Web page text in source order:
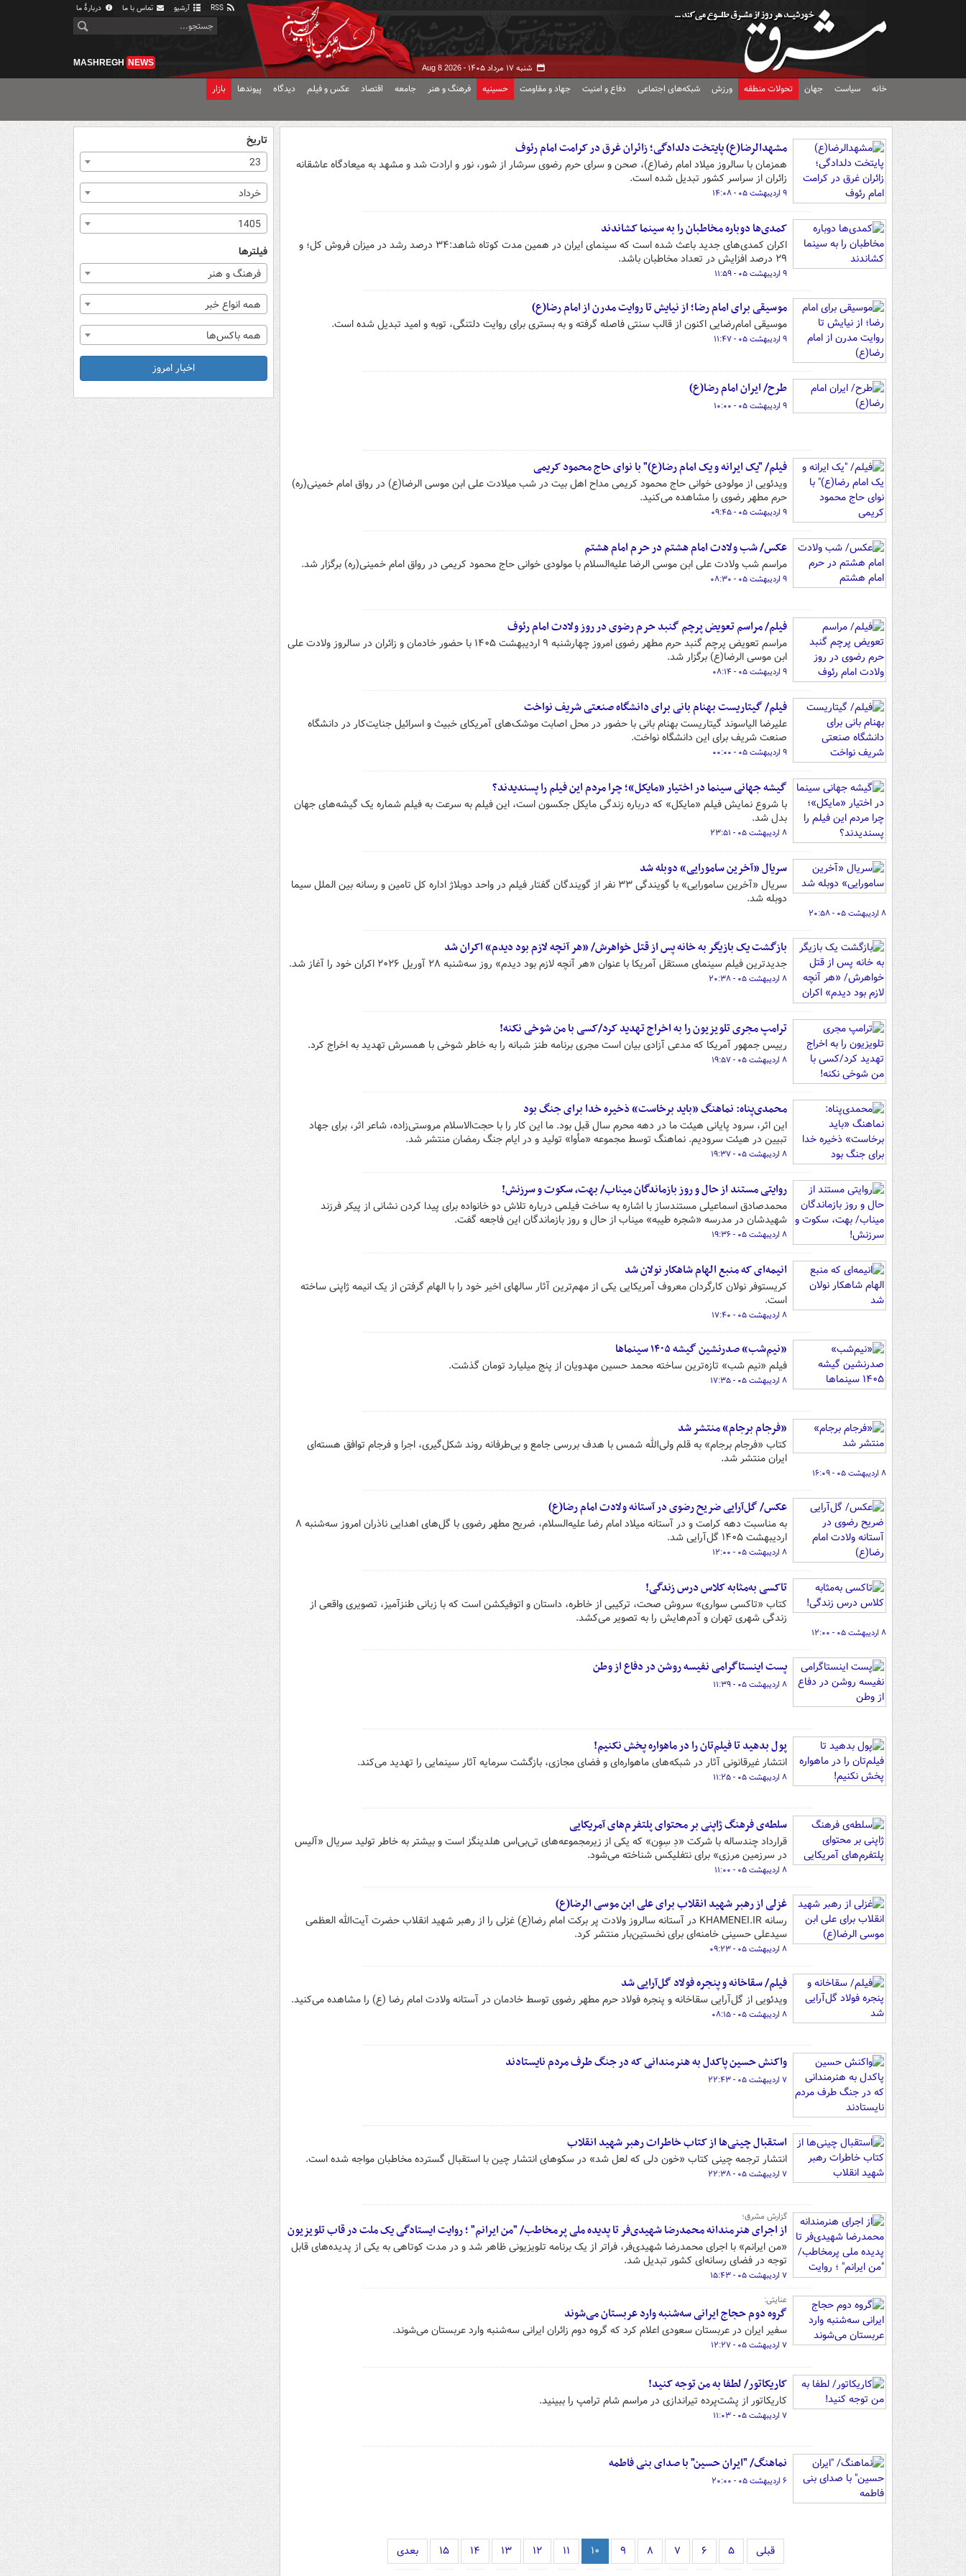
آرشیو تماس با ما دربارهٔ ما
شنبه ۱۷ مرداد ۱۴۰۵ - Aug 8 2026
MASHREGH NEWS
خانه سیاست جهان تحولات منطقه ورزش شبکه‌های اجتماعی دفاع و امنیت جهاد و مقاومت حسینیه فرهنگ و هنر جامعه اقتصاد عکس و فیلم دیدگاه پیوندها بازار
مشهدالرضا(ع) پایتخت دلدادگی؛ زائران غرق در کرامت امام رئوف
همزمان با سالروز میلاد امام رضا(ع)، صحن و سرای حرم رضوی سرشار از شور، نور و ارادت شد و مشهد به میعادگاه عاشقانه
زائران از سراسر کشور تبدیل شده است.
۹ اردیبهشت ۰۵ - ۱۴:۰۸
کمدی‌ها دوباره مخاطبان را به سینما کشاندند
اکران کمدی‌های جدید باعث شده است که سینمای ایران در همین مدت کوتاه شاهد:۳۴ درصد رشد در میزان فروش کل؛ و
۲۹ درصد افزایش در تعداد مخاطبان باشد.
۹ اردیبهشت ۰۵ - ۱۱:۵۹
موسیقی برای امام رضا؛ از نیایش تا روایت مدرن از امام رضا(ع)
موسیقی امام‌رضایی اکنون از قالب سنتی فاصله گرفته و به بستری برای روایت دلتنگی، توبه و امید تبدیل شده است.
۹ اردیبهشت ۰۵ - ۱۱:۴۷
طرح/ ایران امام رضا(ع)
۹ اردیبهشت ۰۵ - ۱۰:۰۰
فیلم/ "یک ایرانه و یک امام رضا(ع)" با نوای حاج محمود کریمی
ویدئویی از مولودی خوانی حاج محمود کریمی مداح اهل بیت در شب میلادت علی ابن موسی الرضا(ع) در رواق امام خمینی(ره)
حرم مطهر رضوی را مشاهده می‌کنید.
۹ اردیبهشت ۰۵ - ۰۹:۴۵
عکس/ شب ولادت امام هشتم در حرم امام هشتم
مراسم شب ولادت علی ابن موسی الرضا علیه‌السلام با مولودی خوانی حاج محمود کریمی در رواق امام خمینی(ره) برگزار شد.
۹ اردیبهشت ۰۵ - ۰۸:۳۰
فیلم/ مراسم تعویض پرچم گنبد حرم رضوی در روز ولادت امام رئوف
مراسم تعویض پرچم گنبد حرم مطهر رضوی امروز چهارشنبه ۹ اردیبهشت ۱۴۰۵ با حضور خادمان و زائران در سالروز ولادت علی
ابن موسی الرضا(ع) برگزار شد.
۹ اردیبهشت ۰۵ - ۰۸:۱۴
فیلم/ گیتاریست بهنام بانی برای دانشگاه صنعتی شریف نواخت
علیرضا الیاسوند گیتاریست بهنام بانی با حضور در محل اصابت موشک‌های آمریکای خبیث و اسرائیل جنایت‌کار در دانشگاه
صنعت شریف برای این دانشگاه نواخت.
۹ اردیبهشت ۰۵ - ۰۰:۰۰
گیشه جهانی سینما در اختیار «مایکل»؛ چرا مردم این فیلم را پسندیدند؟
با شروع نمایش فیلم «مایکل» که درباره زندگی مایکل جکسون است، این فیلم به سرعت به فیلم شماره یک گیشه‌های جهان
بدل شد.
۸ اردیبهشت ۰۵ - ۲۳:۵۱
سریال «آخرین سامورایی» دوبله شد
سریال «آخرین سامورایی» با گویندگی ۳۳ نفر از گویندگان گفتار فیلم در واحد دوبلاژ اداره کل تامین و رسانه بین الملل سیما
دوبله شد.
۸ اردیبهشت ۰۵ - ۲۰:۵۸
بازگشت یک بازیگر به خانه پس از قتل خواهرش/ «هر آنچه لازم بود دیدم» اکران شد
جدیدترین فیلم سینمای مستقل آمریکا با عنوان «هر آنچه لازم بود دیدم» روز سه‌شنبه ۲۸ آوریل ۲۰۲۶ اکران خود را آغاز شد.
۸ اردیبهشت ۰۵ - ۲۰:۳۸
ترامپ مجری تلویزیون را به اخراج تهدید کرد/کسی با من شوخی نکنه!
رییس جمهور آمریکا که مدعی آزادی بیان است مجری برنامه طنز شبانه را به خاطر شوخی با همسرش تهدید به اخراج کرد.
۸ اردیبهشت ۰۵ - ۱۹:۵۷
محمدی‌پناه: نماهنگ «باید برخاست» ذخیره خدا برای جنگ بود
این اثر، سرود پایانی هیئت ما در دهه محرم سال قبل بود. ما این کار را با حجت‌الاسلام مروستی‌زاده، شاعر اثر، برای جهاد
تبیین در هیئت سرودیم. نماهنگ توسط مجموعه «مأوا» تولید و در ایام جنگ رمضان منتشر شد.
۸ اردیبهشت ۰۵ - ۱۹:۳۷
روایتی مستند از حال و روز بازماندگان میناب/ بهت، سکوت و سرزنش!
محمدصادق اسماعیلی مستندساز با اشاره به ساخت فیلمی درباره تلاش دو خانواده برای پیدا کردن نشانی از پیکر فرزند
شهیدشان در مدرسه «شجره طیبه» میناب از حال و روز بازماندگان این فاجعه گفت.
۸ اردیبهشت ۰۵ - ۱۹:۳۶
انیمه‌ای که منبع الهام شاهکار نولان شد
کریستوفر نولان کارگردان معروف آمریکایی یکی از مهم‌ترین آثار سالهای اخیر خود را با الهام گرفتن از یک انیمه ژاپنی ساخته
است.
۸ اردیبهشت ۰۵ - ۱۷:۴۰
«نیم‌شب» صدرنشین گیشه ١۴٠۵ سینماها
فیلم «نیم شب» تازه‌ترین ساخته محمد حسین مهدویان از پنج میلیارد تومان گذشت.
۸ اردیبهشت ۰۵ - ۱۷:۳۵
«فرجام برجام» منتشر شد
کتاب «فرجام برجام» به قلم ولی‌الله شمس با هدف بررسی جامع و بی‌طرفانه روند شکل‌گیری، اجرا و فرجام توافق هسته‌ای
ایران منتشر شد.
۸ اردیبهشت ۰۵ - ۱۶:۰۹
عکس/ گل‌آرایی ضریح رضوی در آستانه ولادت امام رضا(ع)
به مناسبت دهه کرامت و در آستانه میلاد امام رضا علیه‌السلام، ضریح مطهر رضوی با گل‌های اهدایی ناذران امروز سه‌شنبه ٨
اردیبهشت ١۴٠۵ گل‌آرایی شد.
۸ اردیبهشت ۰۵ - ۱۲:۰۰
تاکسی به‌مثابه کلاس درس زندگی!
کتاب «تاکسی سواری» سروش صحت، ترکیبی از خاطره، داستان و اتوفیکشن است که با زبانی طنزآمیز، تصویری واقعی از
زندگی شهری تهران و آدم‌هایش را به تصویر می‌کشد.
۸ اردیبهشت ۰۵ - ۱۲:۰۰
پست اینستاگرامی نفیسه روشن در دفاع از وطن
۸ اردیبهشت ۰۵ - ۱۱:۳۹
پول بدهید تا فیلم‌تان را در ماهواره پخش نکنیم!
انتشار غیرقانونی آثار در شبکه‌های ماهواره‌ای و فضای مجازی، بازگشت سرمایه آثار سینمایی را تهدید می‌کند.
۸ اردیبهشت ۰۵ - ۱۱:۲۵
سلطه‌ی فرهنگ ژاپنی بر محتوای پلتفرم‌های آمریکایی
قرارداد چندساله با شرکت «دِ سِوِن» که یکی از زیرمجموعه‌های تی‌بی‌اس هلدینگز است و بیشتر به خاطر تولید سریال «آلیس
در سرزمین مرزی» برای نتفلیکس شناخته می‌شود.
۸ اردیبهشت ۰۵ - ۱۱:۰۰
غزلی از رهبر شهید انقلاب برای علی ابن موسی الرضا(ع)
رسانه KHAMENEI.IR در آستانه سالروز ولادت پر برکت امام رضا(ع) غزلی را از رهبر شهید انقلاب حضرت آیت‌الله العظمی
سیدعلی حسینی خامنه‌ای برای نخستین‌بار منتشر کرد.
۸ اردیبهشت ۰۵ - ۰۹:۲۳
فیلم/ سقاخانه و پنجره فولاد گل‌آرایی شد
ویدئویی از گل‌آرایی سقاخانه و پنجره فولاد حرم مطهر رضوی توسط خادمان در آستانه ولادت امام رضا (ع) را مشاهده می‌کنید.
۸ اردیبهشت ۰۵ - ۰۸:۱۵
واکنش حسین پاکدل به هنرمندانی که در جنگ طرف مردم نایستادند
۷ اردیبهشت ۰۵ - ۲۲:۴۳
استقبال چینی‌ها از کتاب خاطرات رهبر شهید انقلاب
انتشار ترجمه چینی کتاب «خون دلی که لعل شد» در سکوهای انتشار چین با استقبال گسترده مخاطبان مواجه شده است.
۷ اردیبهشت ۰۵ - ۲۲:۳۸
گزارش مشرق؛
از اجرای هنرمندانه محمدرضا شهیدی‌فر تا پدیده ملی پرمخاطب/ "من ایرانم" ؛ روایت ایستادگی یک ملت در قاب تلویزیون
«من ایرانم» با اجرای محمدرضا شهیدی‌فر، فراتر از یک برنامه تلویزیونی ظاهر شد و در مدت کوتاهی به یکی از پدیده‌های قابل
توجه در فضای رسانه‌ای کشور تبدیل شد.
۷ اردیبهشت ۰۵ - ۱۵:۴۳
عنایتی:
گروه دوم حجاج ایرانی سه‌شنبه وارد عربستان می‌شوند
سفیر ایران در عربستان سعودی اعلام کرد که گروه دوم زائران ایرانی سه‌شنبه وارد عربستان می‌شوند.
۷ اردیبهشت ۰۵ - ۱۲:۲۷
کاریکاتور/ لطفا به من توجه کنید!
کاریکاتور از پشت‌پرده تیراندازی در مراسم شام ترامپ را ببینید.
۷ اردیبهشت ۰۵ - ۱۱:۰۳
نماهنگ/ "ایران حسین" با صدای بنی فاطمه
۶ اردیبهشت ۰۵ - ۲۰:۰۰
قبلی ۵ ۶ ۷ ۸ ۹ ۱۰ ۱۱ ۱۲ ۱۳ ۱۴ ۱۵ بعدی
تاریخ
23
خرداد
1405
فیلترها
فرهنگ و هنر
همه انواع خبر
همه باکس‌ها
اخبار امروز